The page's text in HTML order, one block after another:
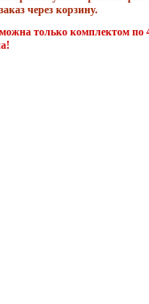
через корзину.
только комплектом по